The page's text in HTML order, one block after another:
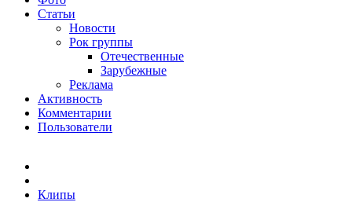
Статьи
Новости
Рок группы
Отечественные
Зарубежные
Реклама
Активность
Комментарии
Пользователи
Клипы